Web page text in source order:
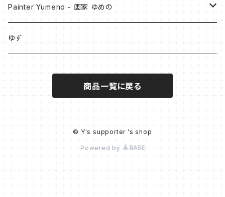
Painter Yumeno - 画家 ゆめの
原画
- Collection of Blue -
作品デザイングッズ
PainterYumeno×illust_coffret
ゆず
商品一覧に戻る
© Y's supporter 's shop
Powered by